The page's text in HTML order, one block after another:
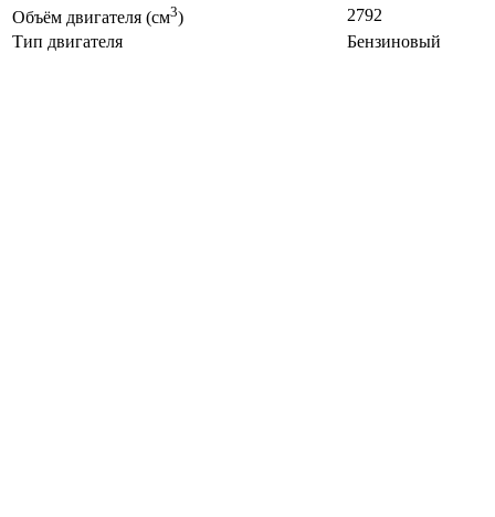
Объём двигателя (см3)
2792
Тип двигателя
Бензиновый